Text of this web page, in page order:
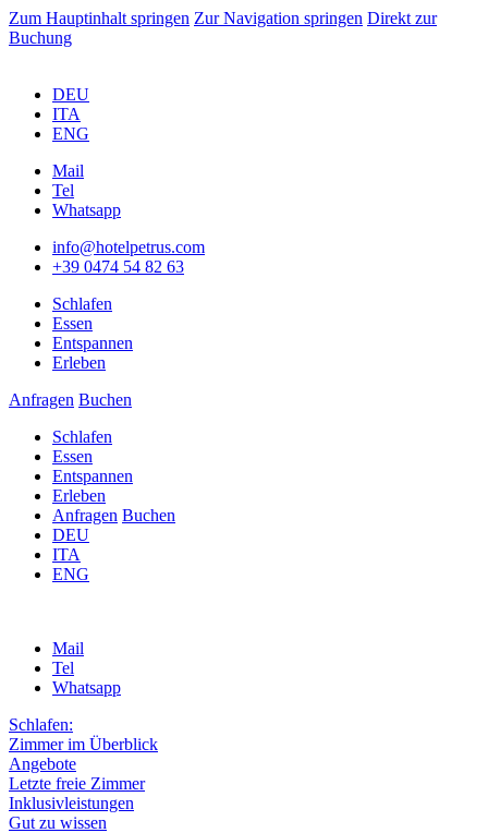
Zum Hauptinhalt springen Zur Navigation springen Direkt zur
Buchung
DEU
ITA
ENG
Mail
Tel
Whatsapp
info@hotelpetrus.com
+39 0474 54 82 63
Schlafen
Essen
Entspannen
Erleben
Anfragen Buchen
Schlafen
Essen
Entspannen
Erleben
Anfragen Buchen
DEU
ITA
ENG
Mail
Tel
Whatsapp
Schlafen:
Zimmer im Überblick
Angebote
Letzte freie Zimmer
Inklusivleistungen
Gut zu wissen